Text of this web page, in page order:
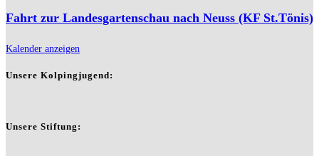
Fahrt zur Landesgartenschau nach Neuss (KF St.Tönis)
Kalender anzeigen
Unsere Kolpingjugend:
Unsere Stiftung: